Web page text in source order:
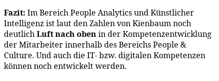
Fazit: Im Bereich People Analytics und Künstlicher
Intelligenz ist laut den Zahlen von Kienbaum noch
deutlichLuft nach obenin der Kompetenzentwicklung
der Mitarbeiter innerhalb des Bereichs People &
Culture. Und auch die IT- bzw. digitalen Kompetenzen
können noch entwickelt werden.